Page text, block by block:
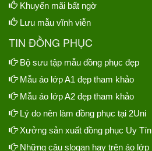
Khuyến mãi bất ngờ
Lưu mẫu vĩnh viễn
TIN ĐỒNG PHỤC
Bộ sưu tập mẫu đồng phục đẹp
Mẫu áo lớp A1 đẹp tham khảo
Mẫu áo lớp A2 đẹp tham khảo
Lý do nên làm đồng phục tại 2Uni
Xưởng sản xuất đồng phục Uy Tín
Những câu slogan hay trên áo lớp